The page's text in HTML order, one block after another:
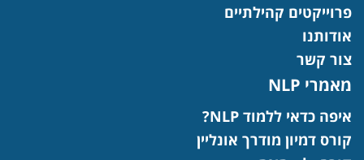
פרוייקטים קהילתיים
אודותנו
צור קשר
מאמרי NLP
איפה כדאי ללמוד NLP?
קורס דמיון מודרך אונליין